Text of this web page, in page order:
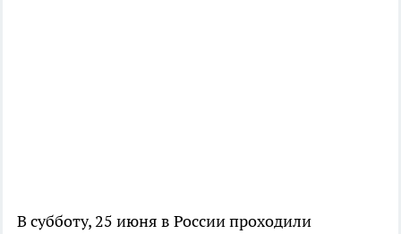
В субботу, 25 июня в России проходили